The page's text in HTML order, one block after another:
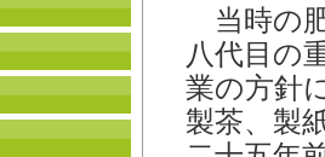
当時の
八代目の
業の方針
製茶、製